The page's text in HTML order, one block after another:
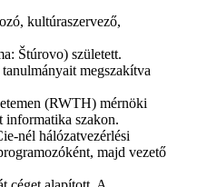
kultúraszervező,
Štúrovo) született.
megszakítva
(RWTH) mérnöki
informatika szakon.
nél hálózatvezérlési
majd vezető